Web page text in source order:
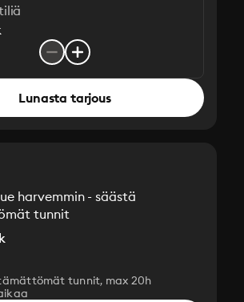
Lunasta tarjous
harvemmin - säästä
tunnit
tunnit, max 20h